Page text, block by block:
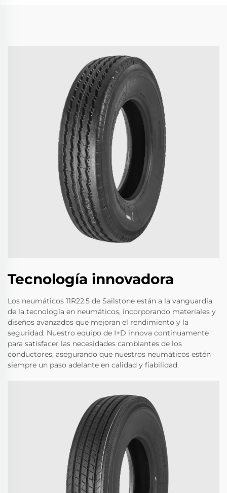
Tecnología innovadora
Los neumáticos 11R22.5 de Sailstone están a la vanguardia
de la tecnología en neumáticos, incorporando materiales y
diseños avanzados que mejoran el rendimiento y la
seguridad. Nuestro equipo de I+D innova continuamente
para satisfacer las necesidades cambiantes de los
conductores, asegurando que nuestros neumáticos estén
siempre un paso adelante en calidad y fiabilidad.